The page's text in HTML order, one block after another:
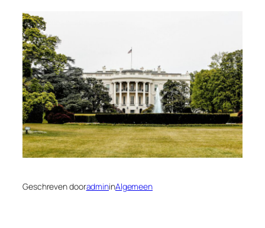
Geschreven dooradmininAlgemeen